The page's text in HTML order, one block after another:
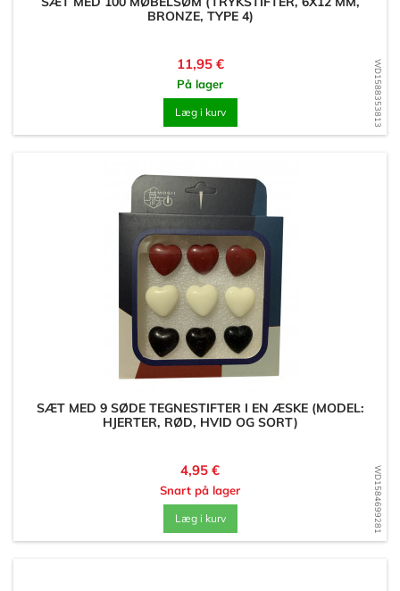
WD1588353813
BRONZE, TYPE 4)
Pris
11,95 €
På lager
Læg i kurv
WD1584699281
SÆT MED 9 SØDE TEGNESTIFTER I EN ÆSKE (MODEL:
HJERTER, RØD, HVID OG SORT)
Pris
4,95 €
Snart på lager
Læg i kurv